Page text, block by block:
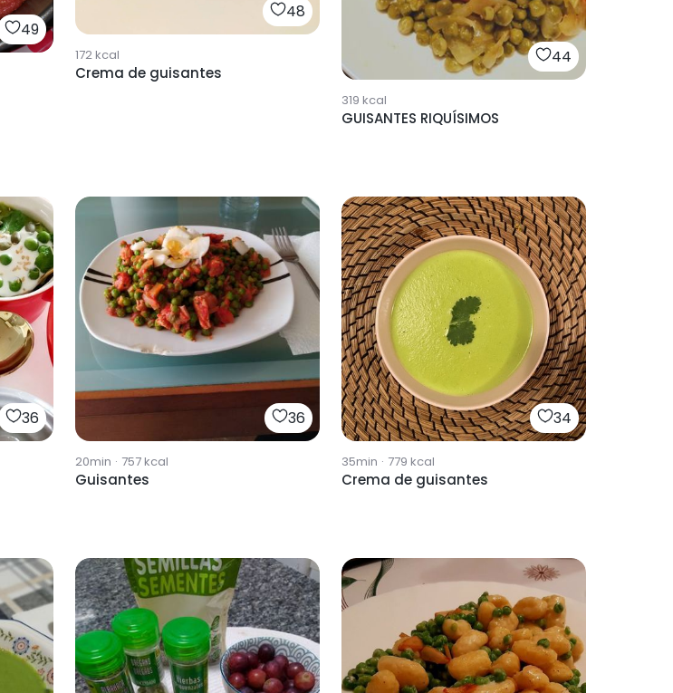
49
48
172kcal
Crema de guisantes
44
319 kcal
GUISANTES RIQUÍSIMOS
36 36
20min · 757kcal
Guisantes
34
35min · 779 kcal
Crema de guisantes